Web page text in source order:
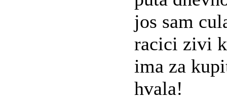
jos sam
racici zivi
ima za
hvala!